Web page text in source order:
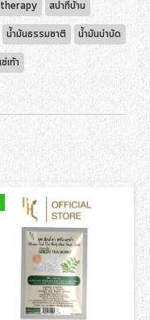
สปาที่บ้าน
น้ำมันธรรมชาติ
น้ำมันบำบัด
เท้า